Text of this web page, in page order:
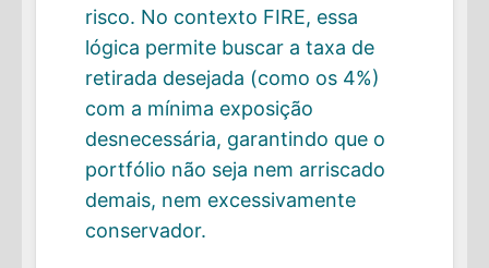
risco. No contexto FIRE, essa
lógica permite buscar a taxa de
retirada desejada (como os 4%)
com a mínima exposição
desnecessária, garantindo que o
portfólio não seja nem arriscado
demais, nem excessivamente
conservador.